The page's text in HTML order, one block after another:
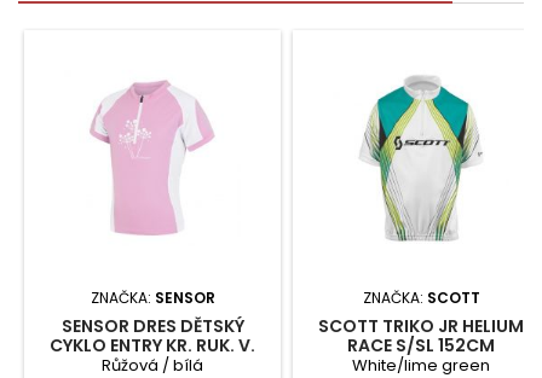
ZNAČKA: SENSOR
SENSOR DRES DĚTSKÝ
CYKLO ENTRY KR. RUK. V.
140
Růžová / bílá
ZNAČKA: SCOTT
SCOTT TRIKO JR HELIUM
RACE S/SL 152CM
White/lime green